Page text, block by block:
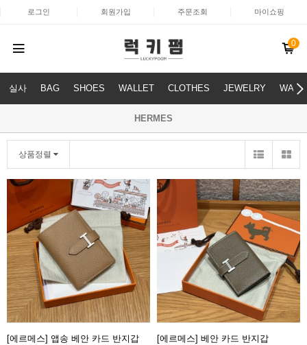
로그인 회원가입 주문조회 마이쇼핑
0
실사 BAG SHOES WALLET CLOTHES JEWELRY
HERMES
상품정렬
[에르메스] 앱송 베안 카드 반지갑 [에르메스] 베안 카드 반지갑